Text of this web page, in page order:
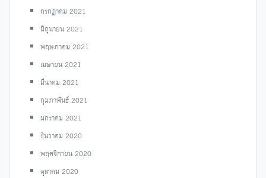
กรกฎาคม 2021
มิถุนายน 2021
พฤษภาคม 2021
เมษายน 2021
มีนาคม 2021
กุมภาพันธ์ 2021
มกราคม 2021
ธันวาคม 2020
พฤศจิกายน 2020
ตุลาคม 2020